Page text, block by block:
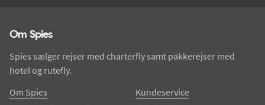
Om Spies
Spies sælger rejser med charterfly samt pakkerejser med
hotel og rutefly.
Om Spies
Kundeservice